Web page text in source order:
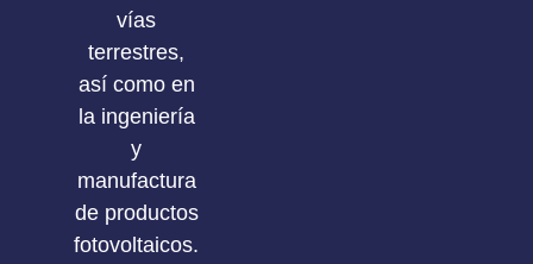
vías
terrestres,
así como en
la ingeniería
y
manufactura
de productos
fotovoltaicos.